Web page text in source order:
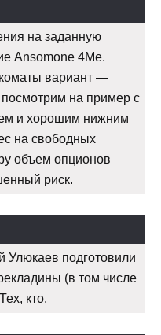
на заданную
Ansomone 4Me.
вариант —
посмотрим на пример с
и хорошим нижним
на свободных
объем опционов
риск.
Улюкаев подготовили
(в том числе
кто.